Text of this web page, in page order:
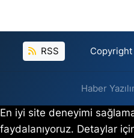
RSS Copyright
Haber
En iyi site deneyimi
faydalanıyoruz. Detaylar